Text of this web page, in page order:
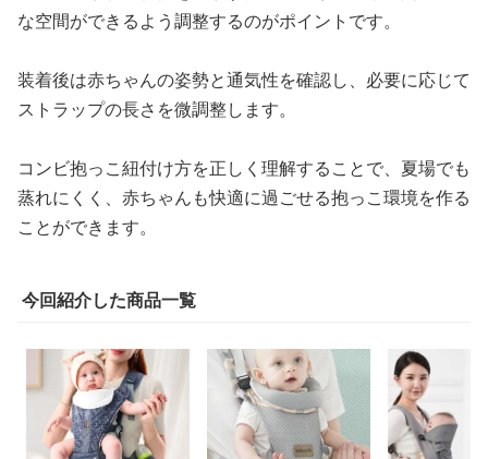
な空間ができるよう調整するのがポイントです。
装着後は赤ちゃんの姿勢と通気性を確認し、必要に応じて
ストラップの長さを微調整します。
コンビ抱っこ紐付け方を正しく理解することで、夏場でも
蒸れにくく、赤ちゃんも快適に過ごせる抱っこ環境を作る
ことができます。
今回紹介した商品一覧